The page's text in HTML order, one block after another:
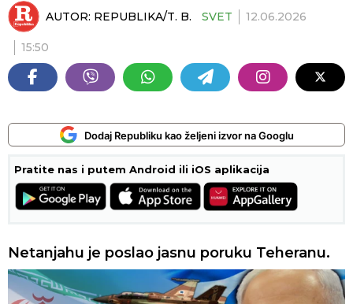
AUTOR: REPUBLIKA/T. B. SVET 12.06.2026
15:50
Dodaj Republiku kao željeni izvor na Googlu
Pratite nas i putem Android ili iOS aplikacija
Netanjahu je poslao jasnu poruku Teheranu.